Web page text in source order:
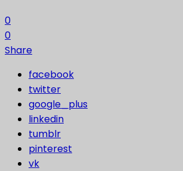
0
0
Share
facebook
twitter
google_plus
linkedin
tumblr
pinterest
vk